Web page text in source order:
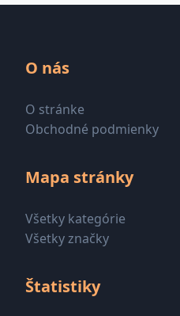
O nás
O stránke
Obchodné podmienky
Mapa stránky
Všetky kategórie
Všetky značky
Štatistiky